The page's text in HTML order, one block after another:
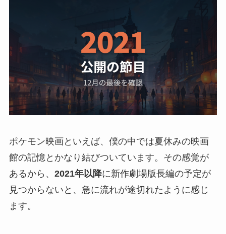
ポケモン映画といえば、僕の中では夏休みの映画
館の記憶とかなり結びついています。その感覚が
あるから、 2021年以降に新作劇場版長編の予定が
見つからないと、急に流れが途切れたように感じ
ます。